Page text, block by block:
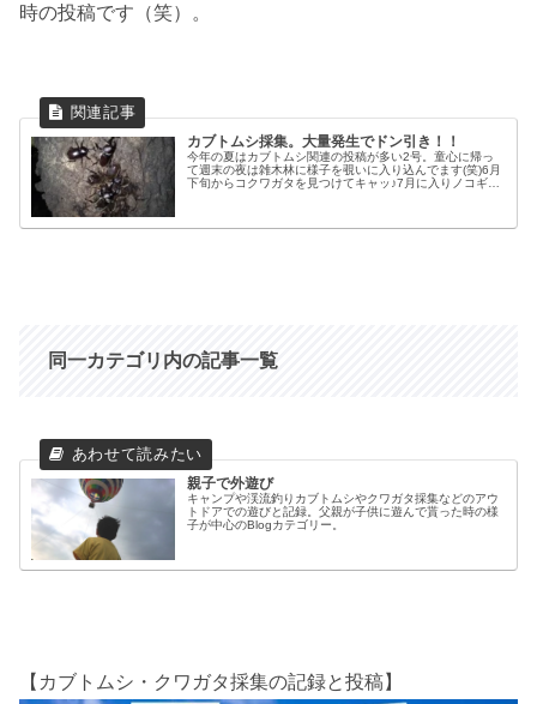
時の投稿です（笑）。
カブトムシ採集。大量発生でドン引き！！
今年の夏はカブトムシ関連の投稿が多い2号。童心に帰っ
て週末の夜は雑木林に様子を覗いに入り込んでます(笑)6月
下旬からコクワガタを見つけてキャッ♪7月に入りノコギリ
同一カテゴリ内の記事一覧
親子で外遊び
キャンプや渓流釣りカブトムシやクワガタ採集などのアウ
トドアでの遊びと記録。父親が子供に遊んで貰った時の様
子が中心のBlogカテゴリー。
【カブトムシ・クワガタ採集の記録と投稿】